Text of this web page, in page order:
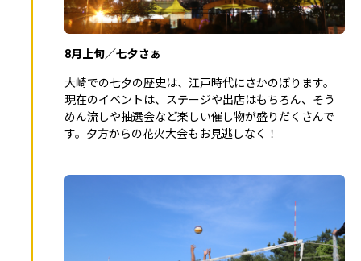
8月上旬／七夕さぁ
大崎での七夕の歴史は、江戸時代にさかのぼります。
現在のイベントは、ステージや出店はもちろん、そう
めん流しや抽選会など楽しい催し物が盛りだくさんで
す。夕方からの花火大会もお見逃しなく！